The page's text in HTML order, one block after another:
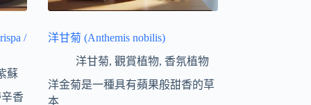
/
蘇
香
洋甘菊 (Anthemis nobilis)
洋甘菊, 觀賞植物, 香氛植物
洋金菊是一種具有蘋果般甜香的草
本